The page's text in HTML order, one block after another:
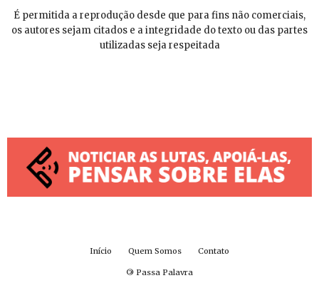
É permitida a reprodução desde que para fins não comerciais,
os autores sejam citados e a integridade do texto ou das partes
utilizadas seja respeitada
Início Quem Somos Contato
© Passa Palavra